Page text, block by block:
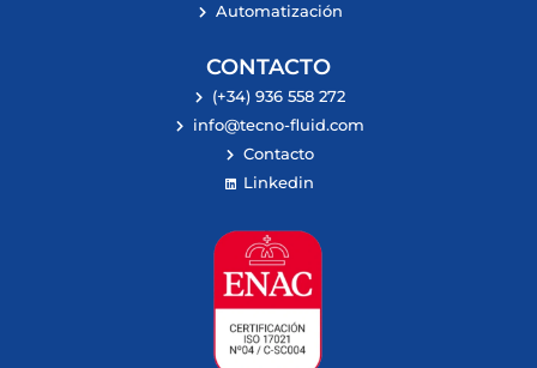
Automatización
CONTACTO
(+34) 936 558 272
info@tecno-fluid.com
Contacto
Linkedin